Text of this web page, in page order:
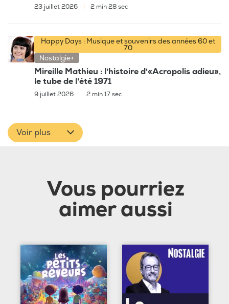
23 juillet 2026 2 min 28 sec
Happy Days : Musique et souvenirs des années 60 et
70
Nostalgie+
Mireille Mathieu : l'histoire d'«Acropolis adieu»,
le tube de l'été 1971
9 juillet 2026 2 min 17 sec
Voir plus
Vous pourriez
aimer aussi